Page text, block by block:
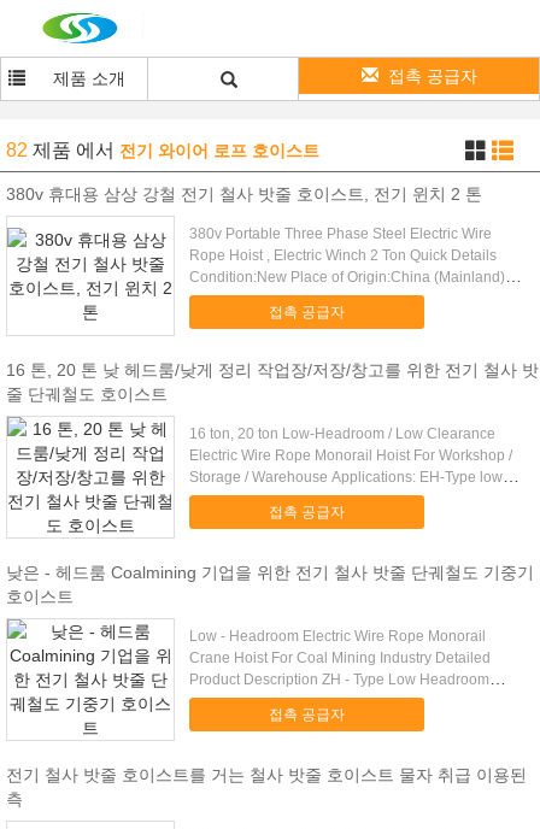
제품 소개 접촉 공급자
82 제품 에서 전기 와이어 로프 호이스트
380v 휴대용 삼상 강철 전기 철사 밧줄 호이스트, 전기 윈치 2 톤
380v Portable Three Phase Steel Electric Wire
Rope Hoist , Electric Winch 2 Ton Quick Details
Condition:New Place of Origin:China (Mainland)
Brand ...
접촉 공급자
16 톤, 20 톤 낮 헤드룸/낮게 정리 작업장/저장/창고를 위한 전기 철사 밧
줄 단궤철도 호이스트
16 ton, 20 ton Low-Headroom / Low Clearance
Electric Wire Rope Monorail Hoist For Workshop /
Storage / Warehouse Applications: EH-Type low-
headroom / ...
접촉 공급자
낮은 - 헤드룸 Coalmining 기업을 위한 전기 철사 밧줄 단궤철도 기중기
호이스트
Low - Headroom Electric Wire Rope Monorail
Crane Hoist For Coal Mining Industry Detailed
Product Description ZH - Type Low Headroom
Electric Wire Rope ...
접촉 공급자
전기 철사 밧줄 호이스트를 거는 철사 밧줄 호이스트 물자 취급 이용된
측